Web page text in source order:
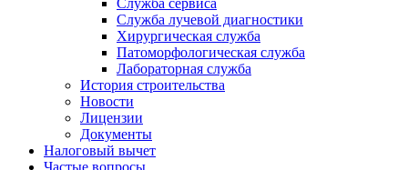
Служба лучевой диагностики
Хирургическая служба
Патоморфологическая служба
Лабораторная служба
История строительства
Новости
Лицензии
Документы
Налоговый вычет
Частые вопросы